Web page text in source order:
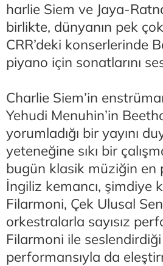
harlie Siem ve Jaya-
birlikte, dünyanın pek
CRR’deki konserlerinde
piyano için sonatlarını
Charlie Siem’in
Yehudi Menuhin’in
yorumladığı bir yayını
yeteneğine sıkı bir
bugün klasik müziğin en
İngiliz kemancı,
Filarmoni, Çek Ulusal
orkestralarla sayısız
Filarmoni ile
performansıyla da